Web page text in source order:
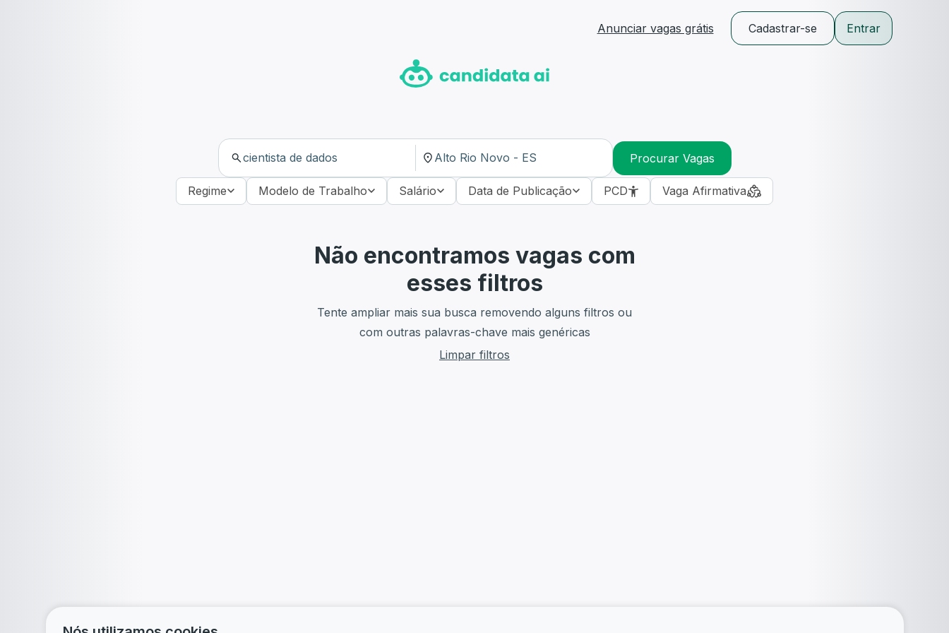
Anunciar vagas grátis Cadastrar-se Entrar
Procurar Vagas
Regime Modelo de Trabalho Salário Data de Publicação PCD Vaga Afirmativa
Não encontramos vagas com
esses filtros
Tente ampliar mais sua busca removendo alguns filtros ou
com outras palavras-chave mais genéricas
Limpar filtros